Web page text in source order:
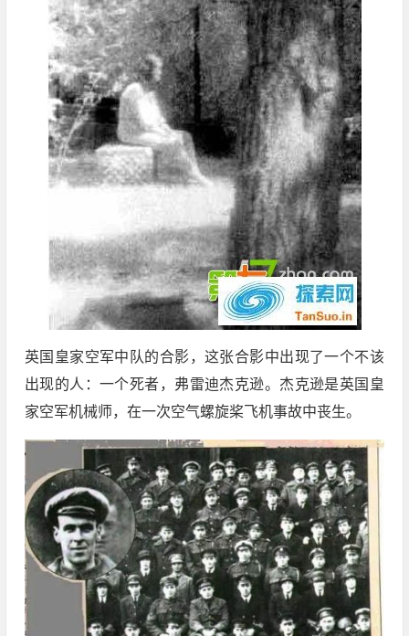
英国皇家空军中队的合影，这张合影中出现了一个不该
出现的人：一个死者，弗雷迪杰克逊。杰克逊是英国皇
家空军机械师，在一次空气螺旋桨飞机事故中丧生。